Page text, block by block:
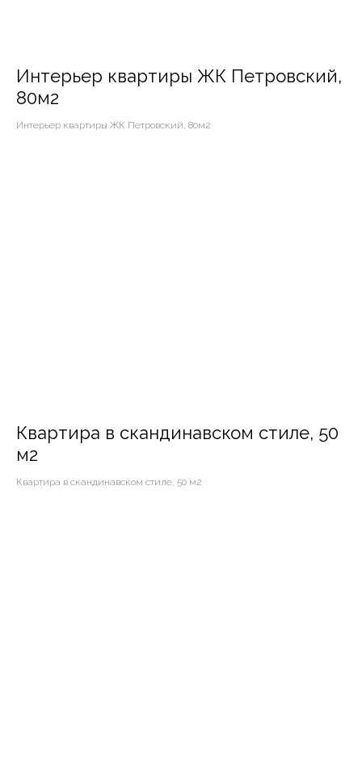
Интерьер квартиры ЖК Петровский,
80м2
Интерьер квартиры ЖК Петровский, 80м2
Квартира в скандинавском стиле, 50
м2
Квартира в скандинавском стиле, 50 м2